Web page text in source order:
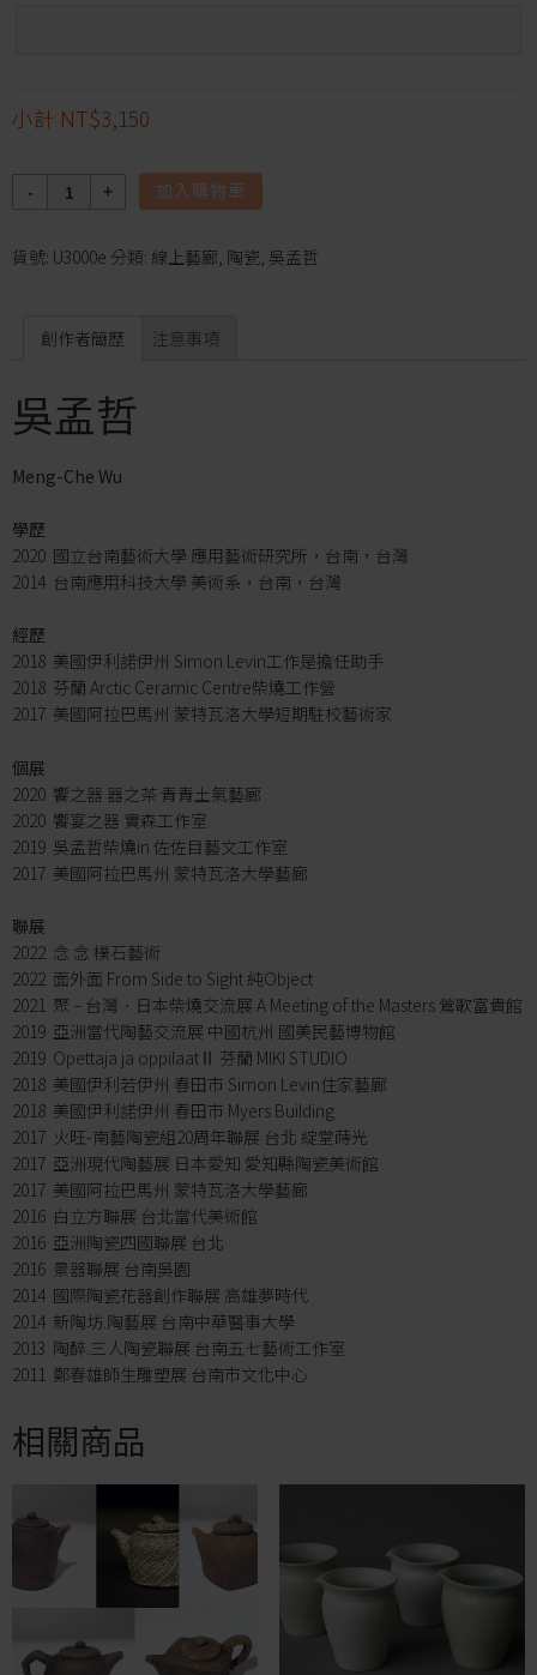
小計 NT$3,150
加入購物車
貨號: U3000e 分類: 線上藝廊, 陶瓷, 吳孟哲
創作者簡歷 注意事項
吳孟哲
Meng-Che Wu
學歷
2020 國立台南藝術大學 應用藝術研究所，台南，台灣
2014 台南應用科技大學 美術系，台南，台灣
經歷
2018 美國伊利諾伊州 Simon Levin工作是擔任助手
2018 芬蘭 Arctic Ceramic Centre柴燒工作營
2017 美國阿拉巴馬州 蒙特瓦洛大學短期駐校藝術家
個展
2020 饗之器 器之茶 青青土氣藝廊
2020 饗宴之器 實森工作室
2019 吳孟哲柴燒in 佐佐目藝文工作室
2017 美國阿拉巴馬州 蒙特瓦洛大學藝廊
聯展
2022 念 念 樸石藝術
2022 面外面 From Side to Sight 純Object
2021 聚 – 台灣．日本柴燒交流展 A Meeting of the Masters 鶯歌富貴館
2019 亞洲當代陶藝交流展 中國杭州 國美民藝博物館
2019 Opettaja ja oppilaatⅡ 芬蘭 MIKI STUDIO
2018 美國伊利若伊州 春田市 Simon Levin住家藝廊
2018 美國伊利諾伊州 春田市 Myers Building
2017 火旺-南藝陶瓷組20周年聯展 台北 綻堂蒔光
2017 亞洲現代陶藝展 日本愛知 愛知縣陶瓷美術館
2017 美國阿拉巴馬州 蒙特瓦洛大學藝廊
2016 白立方聯展 台北當代美術館
2016 亞洲陶瓷四國聯展 台北
2016 景器聯展 台南吳園
2014 國際陶瓷花器創作聯展 高雄夢時代
2014 新陶坊.陶藝展 台南中華醫事大學
2013 陶醉.三人陶瓷聯展 台南五七藝術工作室
2011 鄭春雄師生雕塑展 台南市文化中心
相關商品